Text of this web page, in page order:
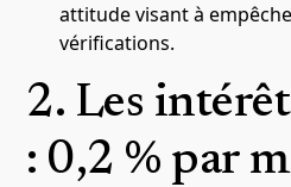
attitude visant à
vérifications.
2. Les
: 0,2 % par